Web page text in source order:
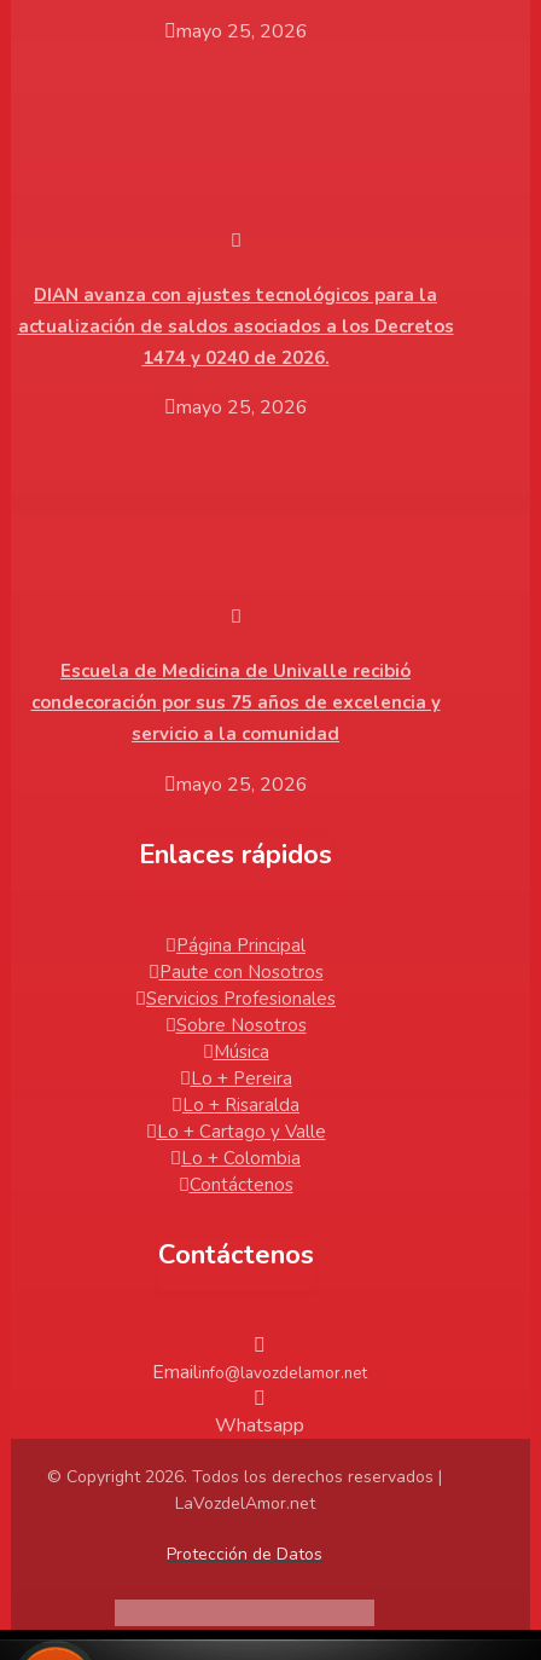
mayo 25, 2026
DIAN avanza con ajustes tecnológicos para la
actualización de saldos asociados a los Decretos
1474 y 0240 de 2026.
mayo 25, 2026
Escuela de Medicina de Univalle recibió
condecoración por sus 75 años de excelencia y
servicio a la comunidad
mayo 25, 2026
Enlaces rápidos
Página Principal
Paute con Nosotros
Servicios Profesionales
Sobre Nosotros
Música
Lo + Pereira
Lo + Risaralda
Lo + Cartago y Valle
Lo + Colombia
Contáctenos
Contáctenos
Emailinfo@lavozdelamor.net
Whatsapp
© Copyright 2026. Todos los derechos reservados |
LaVozdelAmor.net
Protección de Datos